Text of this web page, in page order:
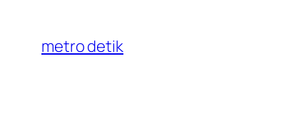
content
metro detik